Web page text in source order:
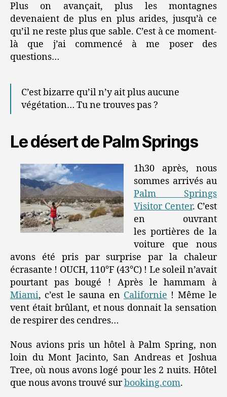
Plus on avançait, plus les montagnes
devenaient de plus en plus arides, jusqu’à ce
qu’il ne reste plus que sable. C’est à ce moment-
là que j’ai commencé à me poser des
questions…
C’est bizarre qu’il n’y ait plus aucune
végétation… Tu ne trouves pas ?
Le désert de Palm Springs
1h30 après, nous
sommes arrivés au
Palm Springs
Visitor Center. C’est
en ouvrant
les portières de la
voiture que nous
avons été pris par surprise par la chaleur
écrasante ! OUCH, 110°F (43°C) ! Le soleil n’avait
pourtant pas bougé ! Après le hammam à
Miami, c’est le sauna en Californie ! Même le
vent était brûlant, et nous donnait la sensation
de respirer des cendres…
Nous avions pris un hôtel à Palm Spring, non
loin du Mont Jacinto, San Andreas et Joshua
Tree, où nous avons logé pour les 2 nuits. Hôtel
que nous avons trouvé surbooking.com.